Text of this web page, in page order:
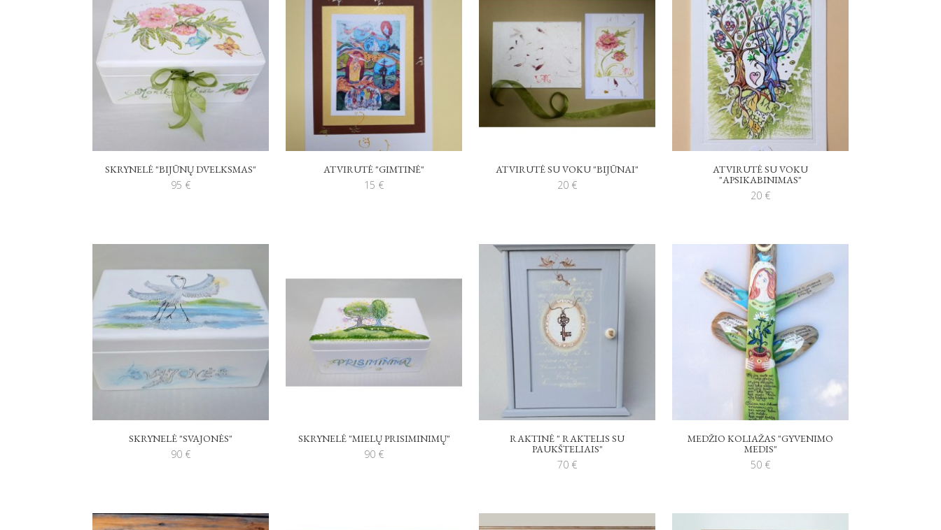
SKRYNELĖ "BIJŪNŲ DVELKSMAS"
95 €
ATVIRUTĖ "GIMTINĖ"
15 €
ATVIRUTĖ SU VOKU "BIJŪNAI"
20 €
ATVIRUTĖ SU VOKU
"APSIKABINIMAS"
20 €
SKRYNELĖ "SVAJONĖS"
90 €
SKRYNELĖ "MIELŲ PRISIMINIMŲ"
90 €
RAKTINĖ " RAKTELIS SU
PAUKŠTELIAIS"
70 €
MEDŽIO KOLIAŽAS "GYVENIMO
MEDIS"
50 €